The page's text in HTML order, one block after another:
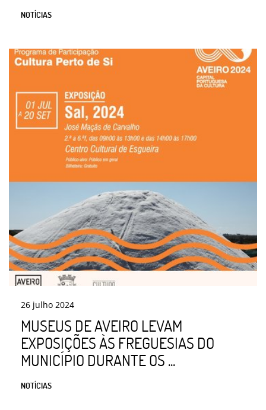
NOTÍCIAS
26 julho 2024
MUSEUS DE AVEIRO LEVAM
EXPOSIÇÕES ÀS FREGUESIAS DO
MUNICÍPIO DURANTE OS ...
NOTÍCIAS